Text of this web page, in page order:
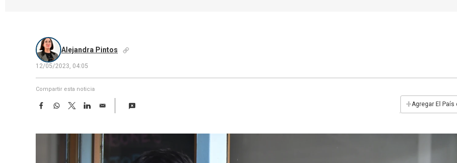
Alejandra Pintos
12/05/2023, 04:05
Compartir esta noticia
F
e
W
t
T
w
t
L
k
E
i
+Agregar El País